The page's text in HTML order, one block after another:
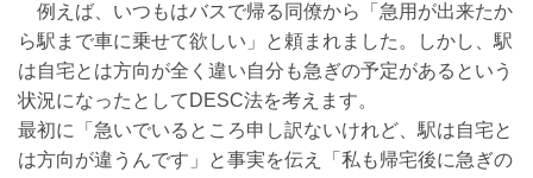
例えば、いつもはバスで帰る同僚から「急用が出来たか
ら駅まで車に乗せて欲しい」と頼まれました。しかし、駅
は自宅とは方向が全く違い自分も急ぎの予定があるという
状況になったとしてDESC法を考えます。
最初に「急いでいるところ申し訳ないけれど、駅は自宅と
は方向が違うんです」と事実を伝え「私も帰宅後に急ぎの